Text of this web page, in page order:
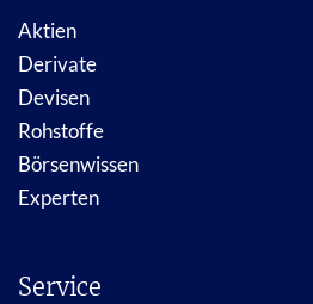
Aktien
Derivate
Devisen
Rohstoffe
Börsenwissen
Experten
Service